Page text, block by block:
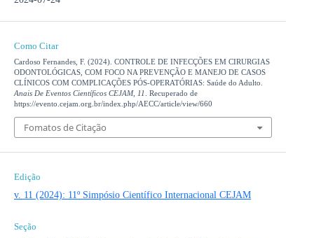
Como Citar
Cardoso Fernandes, F. (2024). CONTROLE DE INFECÇÕES EM CIRURGIAS
ODONTOLÓGICAS, COM FOCO NA PREVENÇÃO E MANEJO DE CASOS
CLÍNICOS COM COMPLICAÇÕES PÓS-OPERATÓRIAS: Saúde do Adulto.
Anais De Eventos Científicos CEJAM, 11
. Recuperado de
https://evento.cejam.org.br/index.php/AECC/article/view/660
Fomatos de Citação
Edição
v. 11 (2024): 11º Simpósio Científico Internacional CEJAM
Seção